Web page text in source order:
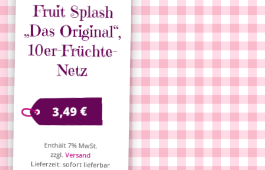
Fruit Splash
„Das Original“,
10er-Früchte-
Netz
3,49€
Enthält 7% MwSt.
zzgl.Versand
Lieferzeit: sofort lieferbar